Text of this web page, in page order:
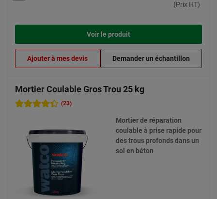
(Prix HT)
Voir le produit
Ajouter à mes devis Demander un échantillon
Mortier Coulable Gros Trou 25 kg
(23)
Mortier de réparation
coulable à prise rapide pour
des trous profonds dans un
sol en béton